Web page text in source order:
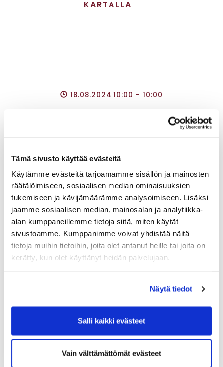
Tämä sivusto käyttää evästeitä
Käytämme evästeitä tarjoamamme sisällön ja mainosten
räätälöimiseen, sosiaalisen median ominaisuuksien
tukemiseen ja kävijämäärämme analysoimiseen. Lisäksi
jaamme sosiaalisen median, mainosalan ja analytiikka-
alan kumppaneillemme tietoja siitä, miten käytät
sivustoamme. Kumppanimme voivat yhdistää näitä
tietoja muihin tietoihin, joita olet antanut heille tai joita on
kerätty, kun olet käyttänyt heidän palvelujaan.
Näytä tiedot
Salli kaikki evästeet
Vain välttämättömät evästeet
KARTALLA
18.08.2024 10:00 - 10:00
Iitin Golfseuran mestaruuskilpailut: Juniorit
IITTI GOLF NISKAPORTTI
TAPAHTUMAN SIJAINTI
KARTALLA
- Tuomari pe-su Kari Vaalgamaa IGS puh. 040
589 3558